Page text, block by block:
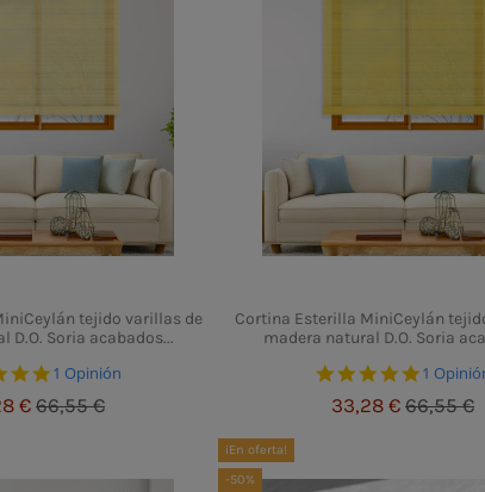
tejido varillas de
D.O. Soria acabados...
5.0 star rating
1 Opinión
€ 66,55 €
Cortina Esterilla MiniCeylán
madera natural D.O. Soria
5.0 star
1
33,28 € 66,55 €
¡En oferta!
-50%